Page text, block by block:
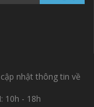
nhật thông tin về
10h - 18h